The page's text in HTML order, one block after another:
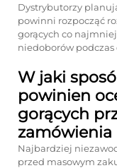
Dystrybutorzy
powinni rozpocząć
gorących co
niedoborów podczas
W jaki
powinien
gorących
Najbardziej
przed masowym